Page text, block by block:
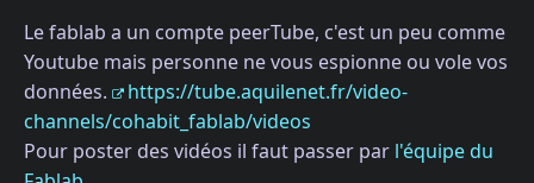
Le fablab a un compte peerTube, c'est un peu comme
Youtube mais personne ne vous espionne ou vole vos
données.
https://tube.aquilenet.fr/video-
channels/cohabit_fablab/videos
Pour poster des vidéos il faut passer par l'équipe du